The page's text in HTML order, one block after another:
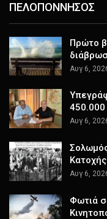
ΠΕΛΟΠΟΝΝΗΣΟΣ
Πρώτο
Αυγ 6,
Αυγ 6,
Αυγ 6,
Φωτιά